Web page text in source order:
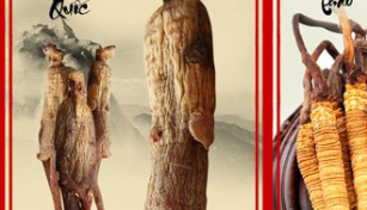
tết cao cấp, sang trọng và ý nghĩa tại Hà
được tư vấn và đặt hàng Quý khách hàng có
hotlinetại Hà Nội - 0966 60 61 69 hoặc
HCM - 02862 838 999
Chi tết các sản phẩm xem tại website: